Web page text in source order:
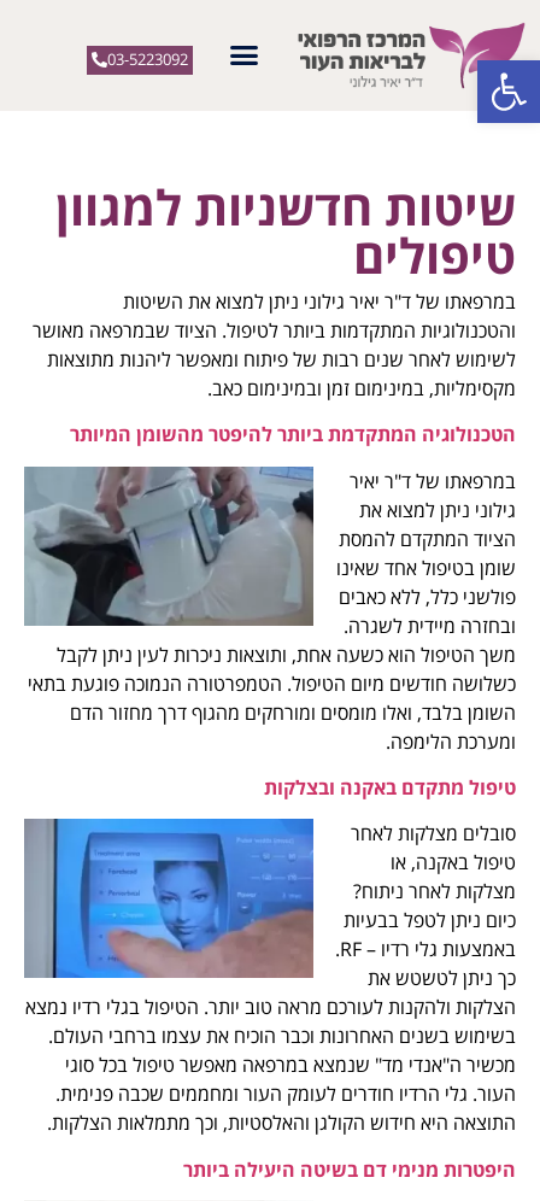
פתח סרגל נגישות 03-5223092
שיטות חדשניות למגוון
טיפולים
במרפאתו של ד"ר יאיר גילוני ניתן למצוא את השיטות
והטכנולוגיות המתקדמות ביותר לטיפול. הציוד שבמרפאה מאושר
לשימוש לאחר שנים רבות של פיתוח ומאפשר ליהנות מתוצאות
מקסימליות, במינימום זמן ובמינימום כאב.
הטכנולוגיה המתקדמת ביותר להיפטר מהשומן המיותר
במרפאתו של ד"ר יאיר
גילוני ניתן למצוא את
הציוד המתקדם להמסת
שומן בטיפול אחד שאינו
פולשני כלל, ללא כאבים
ובחזרה מיידית לשגרה.
משך הטיפול הוא כשעה אחת, ותוצאות ניכרות לעין ניתן לקבל
כשלושה חודשים מיום הטיפול. הטמפרטורה הנמוכה פוגעת בתאי
השומן בלבד, ואלו מומסים ומורחקים מהגוף דרך מחזור הדם
ומערכת הלימפה.
טיפול מתקדם באקנה ובצלקות
סובלים מצלקות לאחר
טיפול באקנה, או
מצלקות לאחר ניתוח?
כיום ניתן לטפל בבעיות
באמצעות גלי רדיו – RF.
כך ניתן לטשטש את
הצלקות ולהקנות לעורכם מראה טוב יותר. הטיפול בגלי רדיו נמצא
בשימוש בשנים האחרונות וכבר הוכיח את עצמו ברחבי העולם.
מכשיר ה"אנדי מד" שנמצא במרפאה מאפשר טיפול בכל סוגי
העור. גלי הרדיו חודרים לעומק העור ומחממים שכבה פנימית.
התוצאה היא חידוש הקולגן והאלסטיות, וכך מתמלאות הצלקות.
היפטרות מנימי דם בשיטה היעילה ביותר